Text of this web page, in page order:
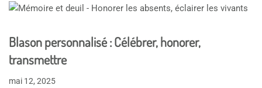
Blason personnalisé : Célébrer, honorer,
transmettre
mai 12, 2025